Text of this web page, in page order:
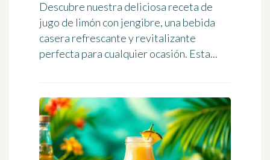
Descubre nuestra deliciosa receta de
jugo de limón con jengibre, una bebida
casera refrescante y revitalizante
perfecta para cualquier ocasión. Esta...